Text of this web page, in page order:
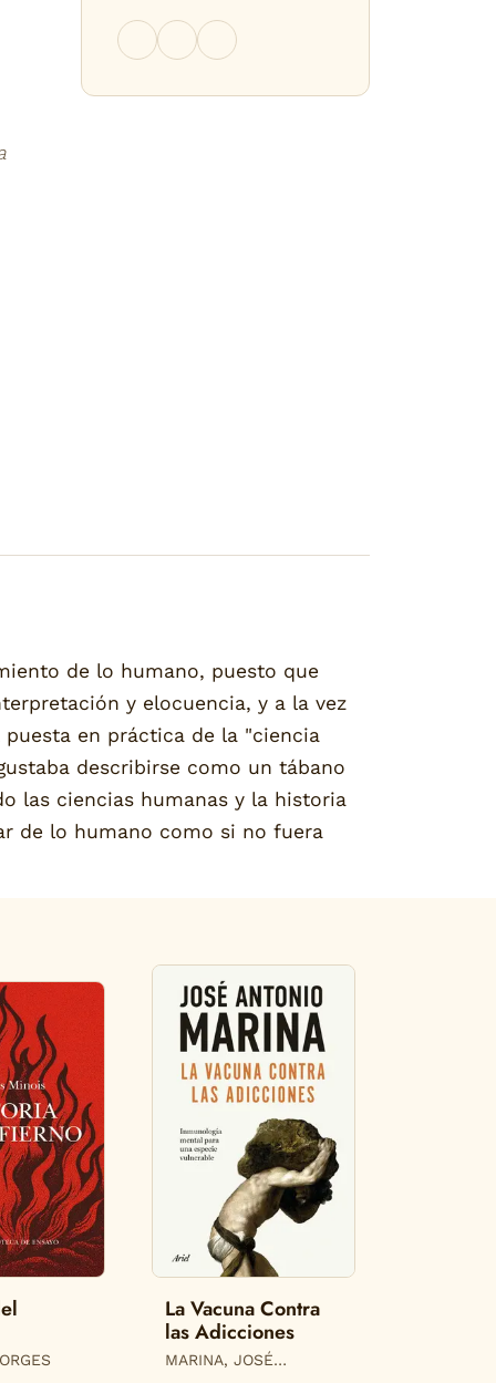
de lo humano, puesto que
y elocuencia, y a la vez
en práctica de la "ciencia
describirse como un tábano
las ciencias humanas y la historia
de lo humano como si no fuera
La Vacuna Contra
las Adicciones
MARINA, JOSÉ